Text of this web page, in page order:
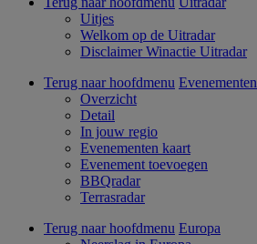
Uitjes
Welkom op de Uitradar
Disclaimer Winactie Uitradar
Terug naar hoofdmenu Evenementen
Overzicht
Detail
In jouw regio
Evenementen kaart
Evenement toevoegen
BBQradar
Terrasradar
Terug naar hoofdmenu Europa